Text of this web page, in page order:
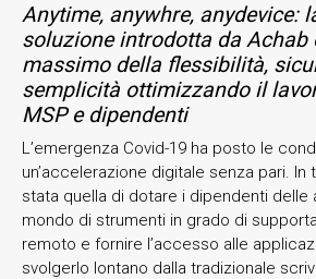
Anytime, anywhre, anydevice:
soluzione introdotta da Achab
massimo della flessibilità,
semplicità ottimizzando il
MSP e dipendenti
L’emergenza Covid-19 ha posto le
un’accelerazione digitale senza pari. In
stata quella di dotare i dipendenti delle
mondo di strumenti in grado di
remoto e fornire l’accesso alle
svolgerlo lontano dalla tradizionale